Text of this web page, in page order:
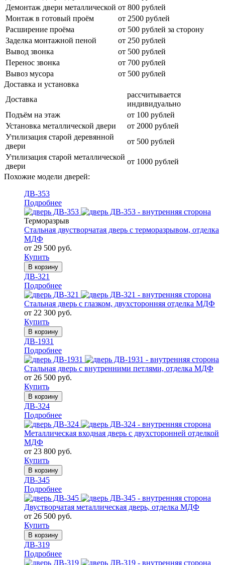
Демонтаж двери металлической от 800 рублей
Монтаж в готовый проём
от 2500 рублей
Расширение проёма
от 500 рублей за сторону
Заделка монтажной пеной
от 250 рублей
Вывод звонка
от 500 рублей
Перенос звонка
от 700 рублей
Вывоз мусора
от 500 рублей
Доставка и установка
Доставка
рассчитывается
индивидуально
Подъём на этаж
от 100 рублей
Установка металлической двери
от 2000 рублей
Утилизация старой деревянной
двери
от 500 рублей
Утилизация старой металлической
двери
от 1000 рублей
Похожие модели дверей:
ДВ-353
Подробнее
Терморазрыв
Стальная двустворчатая дверь с терморазрывом, отделка
МДФ
от 29 500 руб.
Купить
В корзину
ДВ-321
Подробнее
Стальная дверь с глазком, двухсторонняя отделка МДФ
от 22 300 руб.
Купить
В корзину
ДВ-1931
Подробнее
Стальная дверь с внутренними петлями, отделка МДФ
от 26 500 руб.
Купить
В корзину
ДВ-324
Подробнее
Металлическая входная дверь с двухсторонней отделкой
МДФ
от 23 800 руб.
Купить
В корзину
ДВ-345
Подробнее
Двустворчатая металлическая дверь, отделка МДФ
от 26 500 руб.
Купить
В корзину
ДВ-319
Подробнее